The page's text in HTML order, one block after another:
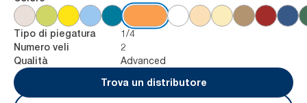
Tipo di piegatura 1/4
Numero veli 2
Qualità
Advanced
Trova un distributore